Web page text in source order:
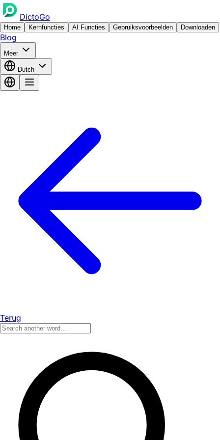
DictoGo
Home Kernfuncties AI Functies Gebruiksvoorbeelden Downloaden
Blog
Meer
Dutch
Terug